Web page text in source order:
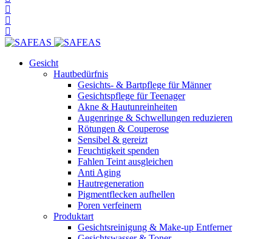
Gesicht
Hautbedürfnis
Gesichts- & Bartpflege für Männer
Gesichtspflege für Teenager
Akne & Hautunreinheiten
Augenringe & Schwellungen reduzieren
Rötungen & Couperose
Sensibel & gereizt
Feuchtigkeit spenden
Fahlen Teint ausgleichen
Anti Aging
Hautregeneration
Pigmentflecken aufhellen
Poren verfeinern
Produktart
Gesichtsreinigung & Make-up Entferner